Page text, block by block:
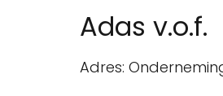
Adas v.o.f.
Adres: